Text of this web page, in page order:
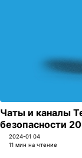
Чаты и каналы
безопасности
2024-01 04
11 мин на чтение